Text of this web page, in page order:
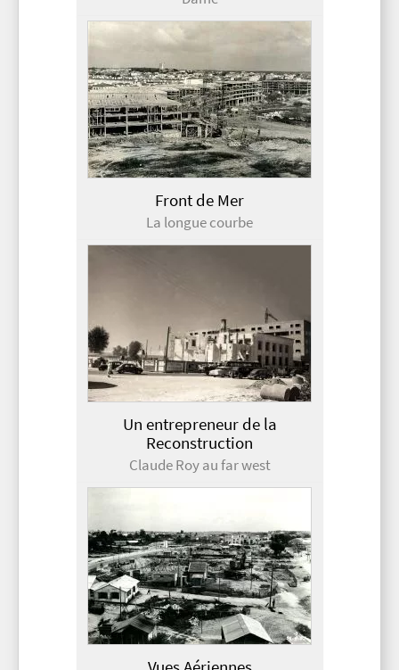
Front de Mer
La longue courbe
Un entrepreneur de la
Reconstruction
Claude Roy au far west